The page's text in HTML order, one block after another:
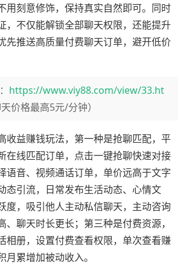
用刻意修饰，保持真实自然即可。同时
，不仅能解锁全部聊天权限，还能提升
先推送高质量付费聊天订单，避开低价
https://www.viy88.com/view/33.ht
天价格最高5元/分钟）
收益赚钱玩法，第一种是抢聊匹配，平
在线匹配订单，点击一键抢聊快速对接
语音、视频通话订单，单价远高于文字
态引流，日常发布生活动态、心情文
度，吸引他人主动私信聊天，主动咨询
、聊天时长更长；第三种是付费资源，
相册，设置付费查看权限，单次查看赚
累增加被动收入。